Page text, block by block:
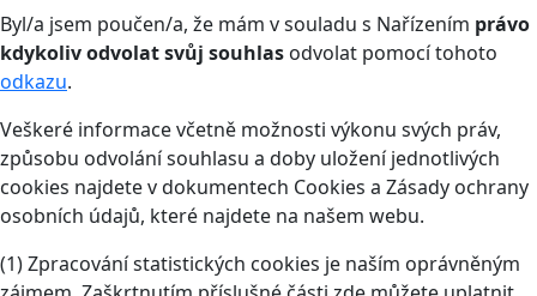
Byl/a jsem poučen/a, že mám v souladu s Nařízením právo
kdykoliv odvolat svůj souhlas odvolat pomocí tohoto
odkazu.
Veškeré informace včetně možnosti výkonu svých práv,
způsobu odvolání souhlasu a doby uložení jednotlivých
cookies najdete v dokumentech Cookies a Zásady ochrany
osobních údajů, které najdete na našem webu.
(1) Zpracování statistických cookies je naším oprávněným